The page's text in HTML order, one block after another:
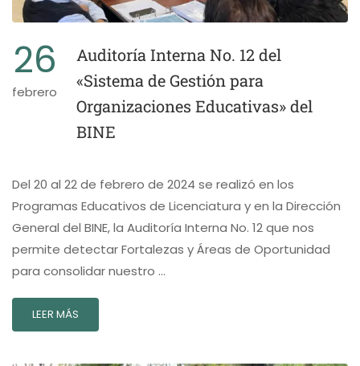
26
febrero
Auditoría Interna No. 12 del
«Sistema de Gestión para
Organizaciones Educativas» del
BINE
Del 20 al 22 de febrero de 2024 se realizó en los
Programas Educativos de Licenciatura y en la Dirección
General del BINE, la Auditoría Interna No. 12 que nos
permite detectar Fortalezas y Áreas de Oportunidad
para consolidar nuestro …
LEER MÁS